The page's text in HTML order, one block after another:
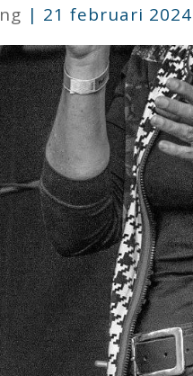
| 21 februari 2024